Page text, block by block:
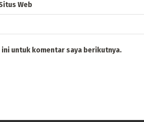
Web
untuk komentar saya berikutnya.